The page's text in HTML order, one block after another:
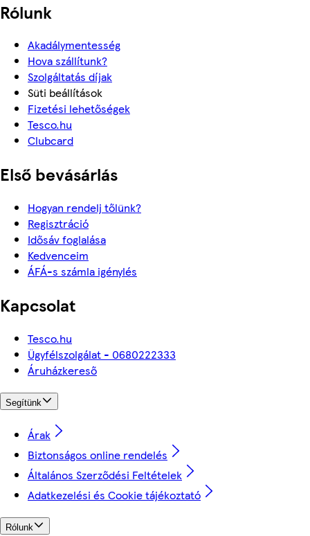
Rólunk
Akadálymentesség
Hova szállítunk?
Szolgáltatás díjak
Süti beállítások
Fizetési lehetőségek
Tesco.hu
Clubcard
Első bevásárlás
Hogyan rendelj tőlünk?
Regisztráció
Idősáv foglalása
Kedvenceim
ÁFÁ-s számla igénylés
Kapcsolat
Tesco.hu
Ügyfélszolgálat - 0680222333
Áruházkereső
Segítünk
Árak
Biztonságos online rendelés
Általános Szerződési Feltételek
Adatkezelési és Cookie tájékoztató
Rólunk